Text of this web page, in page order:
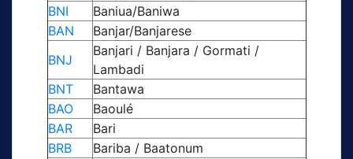
BNI
Baniua/Baniwa
BAN
Banjar/Banjarese
BNJ
Banjari / Banjara / Gormati /
Lambadi
BNT
Bantawa
BAO
Baoulé
BAR
Bari
BRB
Bariba / Baatonum